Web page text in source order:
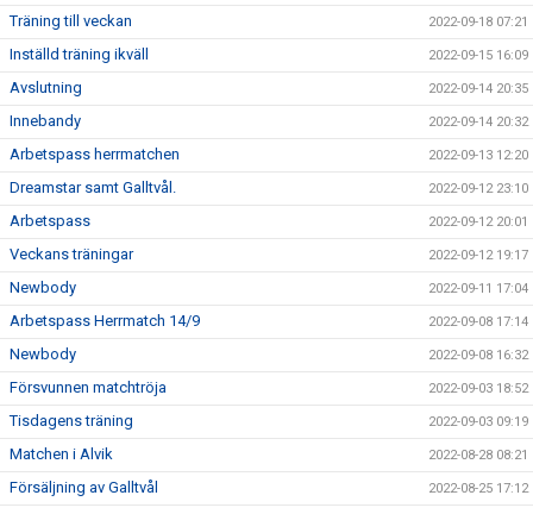
Träning till veckan 2022-09-18 07:21
Inställd träning ikväll 2022-09-15 16:09
Avslutning 2022-09-14 20:35
Innebandy 2022-09-14 20:32
Arbetspass herrmatchen 2022-09-13 12:20
Dreamstar samt Galltvål. 2022-09-12 23:10
Arbetspass 2022-09-12 20:01
Veckans träningar 2022-09-12 19:17
Newbody 2022-09-11 17:04
Arbetspass Herrmatch 14/9 2022-09-08 17:14
Newbody 2022-09-08 16:32
Försvunnen matchtröja 2022-09-03 18:52
Tisdagens träning 2022-09-03 09:19
Matchen i Alvik 2022-08-28 08:21
Försäljning av Galltvål 2022-08-25 17:12